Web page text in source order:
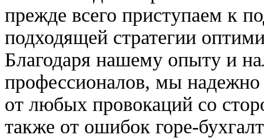
прежде всего приступаем к
подходящей стратегии
Благодаря нашему опыту и
профессионалов, мы
от любых провокаций со
также от ошибок горе-